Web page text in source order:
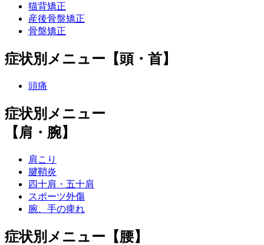
猫背矯正
産後骨盤矯正
骨盤矯正
症状別メニュー【頭・首】
頭痛
症状別メニュー
【肩・腕】
肩こり
腱鞘炎
四十肩・五十肩
スポーツ外傷
腕、手の痺れ
症状別メニュー【腰】